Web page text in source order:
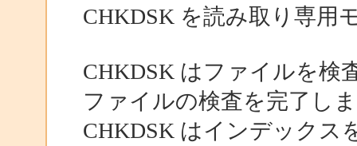
CHKDSK を読み取り専用
CHKDSK はファイルを検
ファイルの検査を完了し
CHKDSK はインデックス